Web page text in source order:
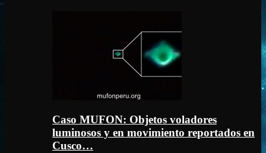
Caso MUFON: Objetos voladores
luminosos y en movimiento reportados en
Cusco…